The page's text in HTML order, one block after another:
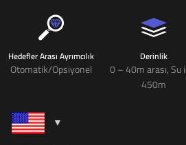
Hedefler Arası Ayrımcılık
Otomatik/Opsiyonel
Derinlik
0 – 40m arası, Su
450m